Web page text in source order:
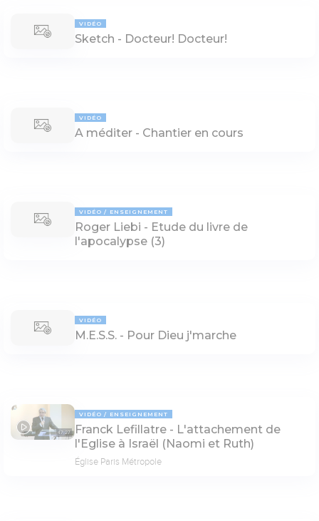
VIDÉO
Sketch - Docteur! Docteur!
VIDÉO
A méditer - Chantier en cours
VIDÉO ENSEIGNEMENT
Roger Liebi - Etude du livre de
l'apocalypse (3)
VIDÉO
M.E.S.S. - Pour Dieu j'marche
47:27
VIDÉO ENSEIGNEMENT
Franck Lefillatre - L'attachement de
l'Eglise à Israël (Naomi et Ruth)
Église Paris Métropole